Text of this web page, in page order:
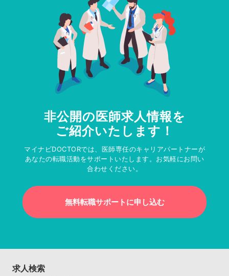
非公開の医師求人情報を
ご紹介いたします！
マイナビDOCTORでは、医師専任のキャリアパートナーが
あなたの転職活動をサポートいたします。お気軽にお問い
合わせください。
無料転職サポートに申し込む
求人検索